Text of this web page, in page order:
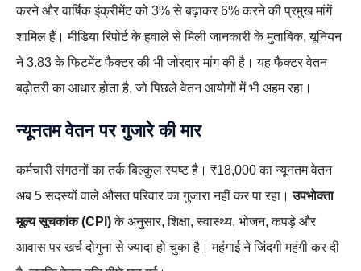
करने और वार्षिक इंक्रीमेंट को 3% से बढ़ाकर 6% करने की प्रमुख मांगें
शामिल हैं। मीडिया रिपोर्ट के हवाले से मिली जानकारी के मुताबिक, यूनियन
ने 3.83 के फिटमेंट फैक्टर की भी जोरदार मांग की है। यह फैक्टर वेतन
बढ़ोतरी का आधार होता है, जो पिछले वेतन आयोगों में भी अहम रहा।
न्यूनतम वेतन पर गुजारे की मार
कर्मचारी संगठनों का तर्क बिल्कुल स्पष्ट है। ₹18,000 का न्यूनतम वेतन
अब 5 सदस्यों वाले औसत परिवार का गुजारा नहीं कर पा रहा।उपभोक्ता
मूल्य सूचकांक (CPI)के अनुसार, शिक्षा, स्वास्थ्य, भोजन, कपड़े और
आवास पर खर्च दोगुना से ज्यादा हो चुका है। महंगाई ने जिंदगी महंगी कर दी